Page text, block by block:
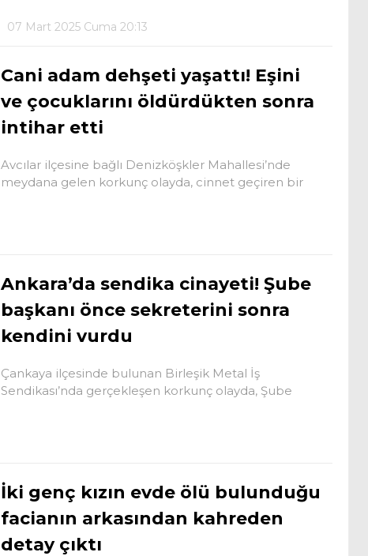
07 Mart 2025 Cuma 20:13
Cani adam dehşeti yaşattı! Eşini
ve çocuklarını öldürdükten sonra
intihar etti
Avcılar ilçesine bağlı Denizköşkler Mahallesi’nde
meydana gelen korkunç olayda, cinnet geçiren bir
Ankara’da sendika cinayeti! Şube
başkanı önce sekreterini sonra
kendini vurdu
Çankaya ilçesinde bulunan Birleşik Metal İş
Sendikası’nda gerçekleşen korkunç olayda, Şube
İki genç kızın evde ölü bulunduğu
facianın arkasından kahreden
detay çıktı